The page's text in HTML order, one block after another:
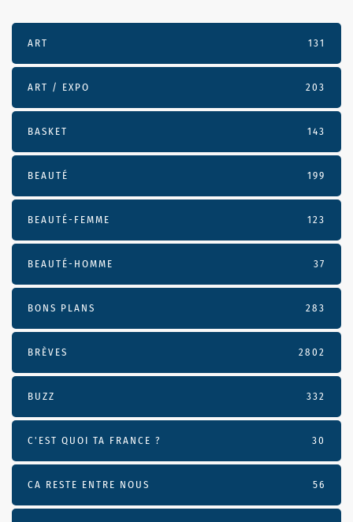
ART 131
ART / EXPO 203
BASKET 143
BEAUTÉ 199
BEAUTÉ-FEMME 123
BEAUTÉ-HOMME 37
BONS PLANS 283
BRÈVES 2802
BUZZ 332
C'EST QUOI TA FRANCE ? 30
CA RESTE ENTRE NOUS 56